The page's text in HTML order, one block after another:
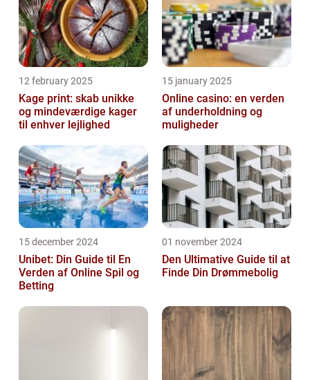
12 february 2025
Kage print: skab unikke
og mindeværdige kager
til enhver lejlighed
15 january 2025
Online casino: en verden
af underholdning og
muligheder
15 december 2024
Unibet: Din Guide til En
Verden af Online Spil og
Betting
01 november 2024
Den Ultimative Guide til at
Finde Din Drømmebolig